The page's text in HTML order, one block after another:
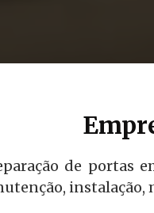
de portas
instalação,